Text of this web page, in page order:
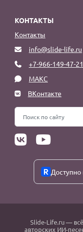
КОНТАКТЫ
Контакты
info@slide-life.ru
+7-966-149-47-21
МАКС
ВКонтакте
Доступно
Slide-Life.ru— всё
авторских ИИ-